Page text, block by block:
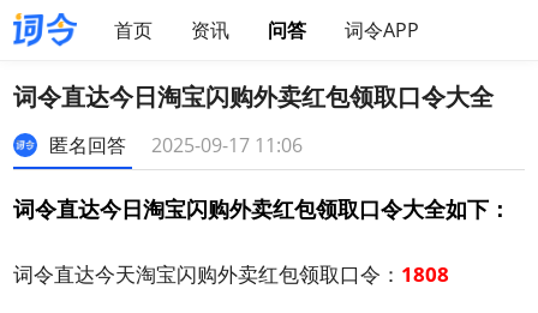
首页 资讯 问答 词令APP
词令直达今日淘宝闪购外卖红包领取口令大全
匿名回答 2025-09-17 11:06
词令直达今日淘宝闪购外卖红包领取口令大全如下：
词令直达今天淘宝闪购外卖红包领取口令： 1808